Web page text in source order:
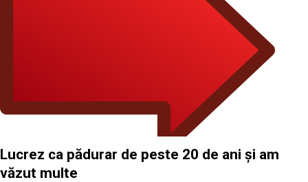
Lucrez ca pădurar de peste 20 de ani și am
văzut multe